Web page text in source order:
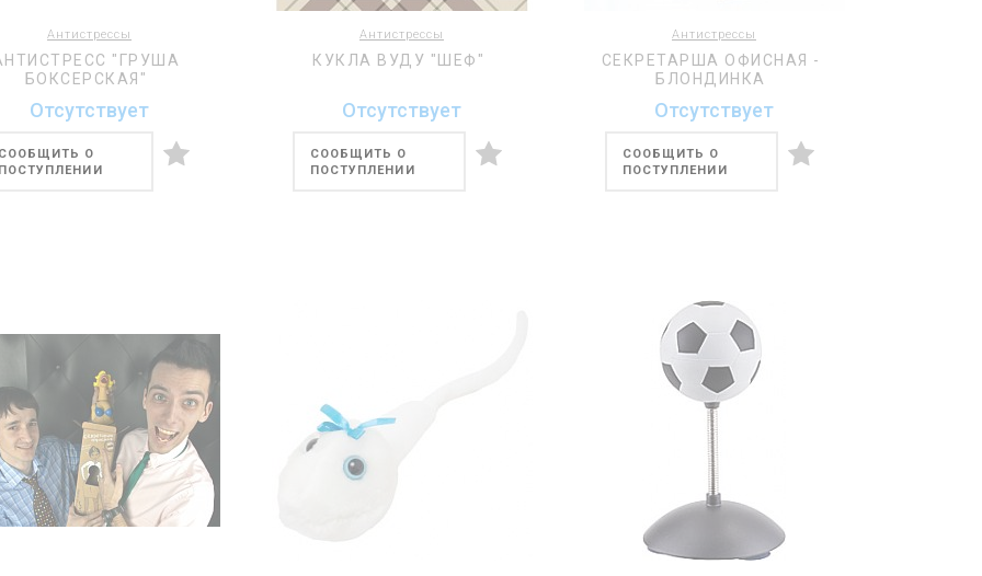
Антистрессы
"ГРУША
БОКСЕРСКАЯ"
Отсутствует
О
Антистрессы
КУКЛА ВУДУ "ШЕФ"
Отсутствует
СООБЩИТЬ О
ПОСТУПЛЕНИИ
Антистрессы
СЕКРЕТАРША ОФИСНАЯ -
БЛОНДИНКА
Отсутствует
СООБЩИТЬ О
ПОСТУПЛЕНИИ